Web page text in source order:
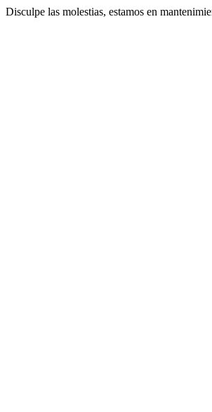
Disculpe las molestias, estamos en